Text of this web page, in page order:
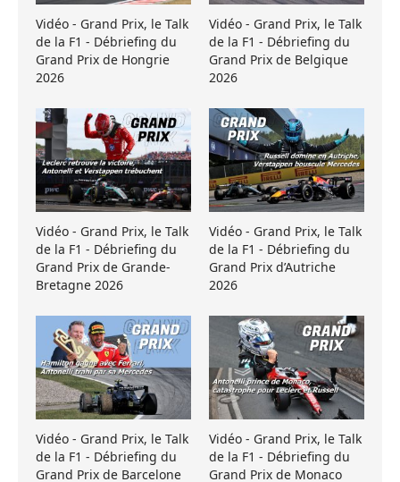
Vidéo - Grand Prix, le Talk
de la F1 - Débriefing du
Grand Prix de Hongrie
2026
Vidéo - Grand Prix, le Talk
de la F1 - Débriefing du
Grand Prix de Belgique
2026
Vidéo - Grand Prix, le Talk
de la F1 - Débriefing du
Grand Prix de Grande-
Bretagne 2026
Vidéo - Grand Prix, le Talk
de la F1 - Débriefing du
Grand Prix d’Autriche
2026
Vidéo - Grand Prix, le Talk
de la F1 - Débriefing du
Grand Prix de Barcelone
Vidéo - Grand Prix, le Talk
de la F1 - Débriefing du
Grand Prix de Monaco